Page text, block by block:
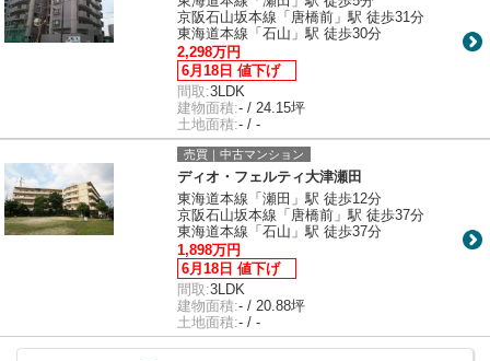
京阪石山坂本線「唐橋前」駅 徒歩31分
東海道本線「石山」駅 徒歩30分
2,298万円
6月18日 値下げ
間取:3LDK
建物面積:- / 24.15坪
土地面積:- / -
売買｜中古マンション
ディオ・フェルティ大津瀬田
東海道本線「瀬田」駅 徒歩12分
京阪石山坂本線「唐橋前」駅 徒歩37分
東海道本線「石山」駅 徒歩37分
1,898万円
6月18日 値下げ
間取:3LDK
建物面積:- / 20.88坪
土地面積:- / -